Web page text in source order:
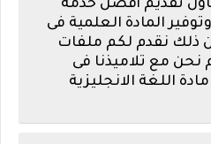
تقديم أفضل خدمة
المادة العلمية فى
ذلك نقدم لكم ملفات
نحن مع تلاميذنا فى
مادة اللغة الانجليزية